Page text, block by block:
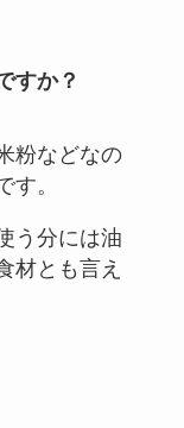
すか？
粉などなの
す。
う分には油
材とも言え